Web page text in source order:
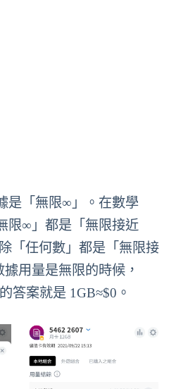
是「無限∞」。在數學
限∞」都是「無限接近
「任何數」都是「無限接
用量是無限的時候，
答案就是 1GB≈$0。